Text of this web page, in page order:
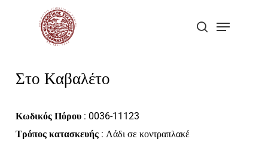
search
Menu
Στο Καβαλέτο
Κωδικός Πόρου: 0036-11123
Τρόπος κατασκευής: Λάδι σε κοντραπλακέ